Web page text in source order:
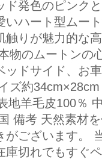
ド発色のピンク
いハート型ムー
触りが魅力的な
物のムートンの
ッドサイド、お
ズ約
地羊毛皮100％
備考 天然素材
がございます。
庫切れでもすぐ